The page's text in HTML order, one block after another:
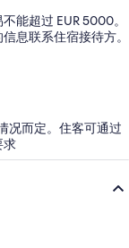
能超过 EUR 5000。
息联系住宿接待方。
况而定。住客可通过
求